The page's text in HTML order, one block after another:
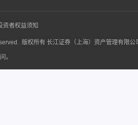
资者权益须知
版权所有 长江证券（上海）资产管理有限
。